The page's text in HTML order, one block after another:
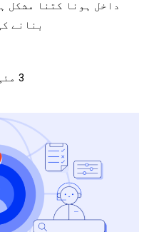
داخل ہونا کتنا مشکل
بنانے
3 مئی 2023